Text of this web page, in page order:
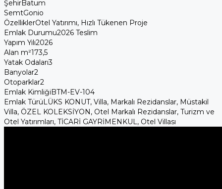
ŞehirBatum
SemtGonio
ÖzelliklerOtel Yatırımı, Hızlı Tükenen Proje
Emlak Durumu2026 Teslim
Yapım Yılı2026
Alan m²173,5
Yatak Odaları3
Banyolar2
Otoparklar2
Emlak KimliğiBTM-EV-104
Emlak TürüLÜKS KONUT, Villa, Markalı Rezidanslar, Müstakil
Villa, ÖZEL KOLEKSİYON, Otel Markalı Rezidanslar, Turizm ve
Otel Yatırımları, TİCARİ GAYRİMENKUL, Otel Villası